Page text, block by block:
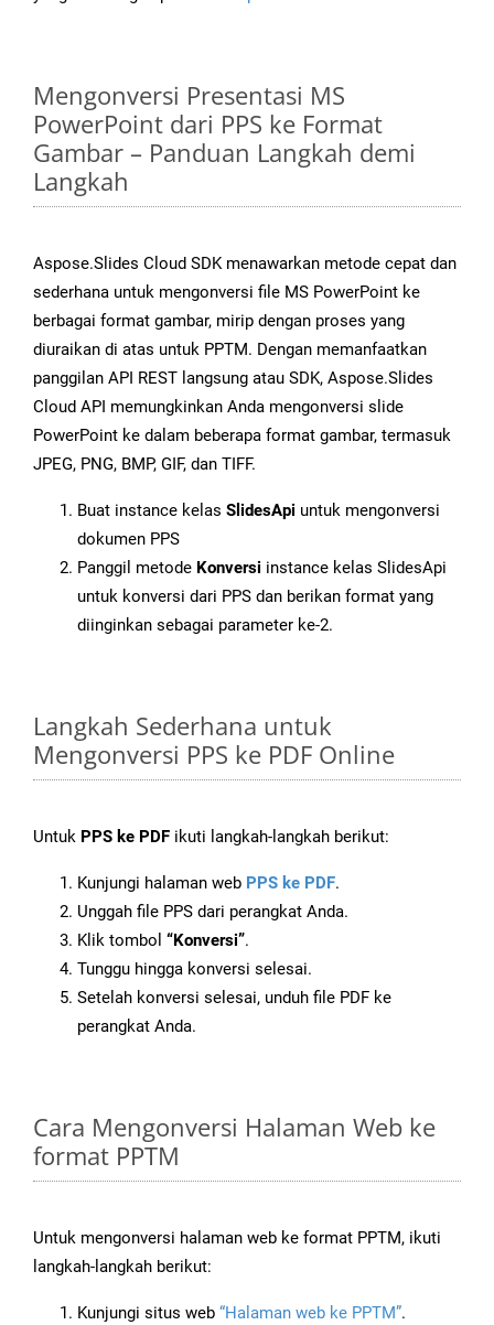
Mengonversi Presentasi MS
PowerPoint dari PPS ke Format
Gambar – Panduan Langkah demi
Langkah
Aspose.Slides Cloud SDK menawarkan metode cepat dan
sederhana untuk mengonversi file MS PowerPoint ke
berbagai format gambar, mirip dengan proses yang
diuraikan di atas untuk PPTM. Dengan memanfaatkan
panggilan API REST langsung atau SDK, Aspose.Slides
Cloud API memungkinkan Anda mengonversi slide
PowerPoint ke dalam beberapa format gambar, termasuk
JPEG, PNG, BMP, GIF, dan TIFF.
Buat instance kelas SlidesApi untuk mengonversi
dokumen PPS
Panggil metode Konversi instance kelas SlidesApi
untuk konversi dari PPS dan berikan format yang
diinginkan sebagai parameter ke-2.
Langkah Sederhana untuk
Mengonversi PPS ke PDF Online
Untuk PPS ke PDF ikuti langkah-langkah berikut:
Kunjungi halaman web PPS ke PDF.
Unggah file PPS dari perangkat Anda.
Klik tombol “Konversi”.
Tunggu hingga konversi selesai.
Setelah konversi selesai, unduh file PDF ke
perangkat Anda.
Cara Mengonversi Halaman Web ke
format PPTM
Untuk mengonversi halaman web ke format PPTM, ikuti
langkah-langkah berikut:
Kunjungi situs web “Halaman web ke PPTM”.